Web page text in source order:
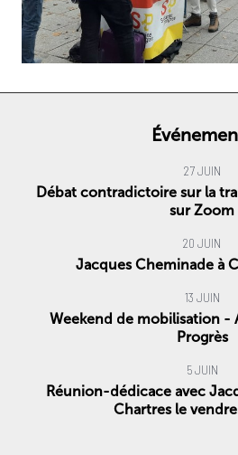
27 JUIN
Débat contradictoire sur la transition énergétique
sur Zoom
20 JUIN
Jacques Cheminade à
13 JUIN
Weekend de mobilisation - AG de Solidarité &
Progrès
5 JUIN
Réunion-dédicace avec Jacques Cheminade à
Chartres le